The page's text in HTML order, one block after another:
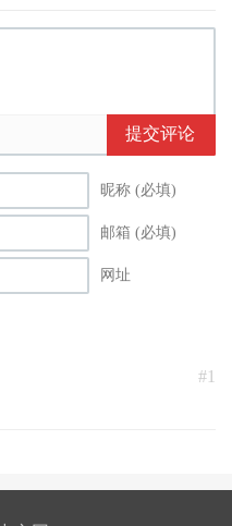
提交评论
昵称 (必填)
邮箱 (必填)
网址
#1